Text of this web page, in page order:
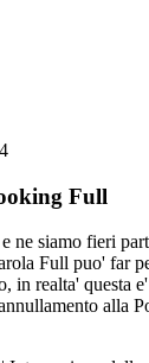
Full
ne siamo fieri
Full puo' far
in realta' questa
alla